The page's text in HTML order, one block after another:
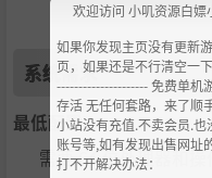
系统需求
最低配置:
需要 64 位处理器和操
欢迎访问 小叽资源白嫖
如果你发现主页没有更新
页，如果还是不行清空一
--------------------- 免费单机
存活 无任何套路，来了顺
小站没有充值.不卖会员.
账号等,如有发现出售网址
打不开解决办法：